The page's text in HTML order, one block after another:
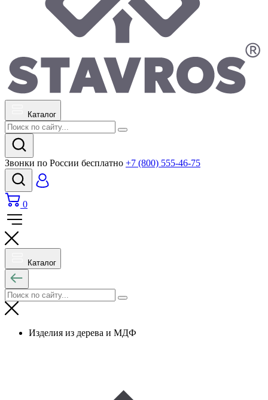
Каталог
Звонки по России бесплатно +7 (800) 555-46-75
0
Каталог
Изделия из дерева и МДФ